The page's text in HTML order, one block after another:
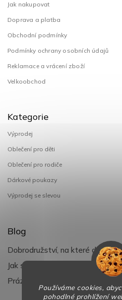
Používáme cookies,
pohodlné prohlížení
Jak nakupovat
Doprava a platba
Obchodní podmínky
Podmínky ochrany osobních údajů
Reklamace a vrácení zboží
Velkoobchod
Kategorie
Výprodej
Oblečení pro děti
Oblečení pro rodiče
Dárkové poukazy
Výprodej se slevou
Blog
Dobrodružství, na které děti
Jak si užít léto s dětmi naplno
Prázdniny klepou na dveře